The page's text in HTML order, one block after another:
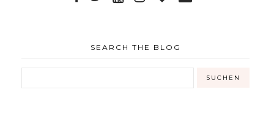
SEARCH THE BLOG